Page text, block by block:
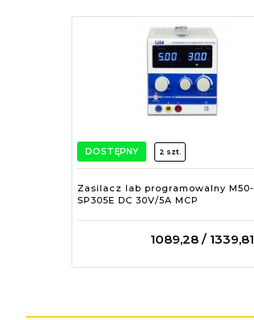
DOSTĘPNY 2 szt.
Zasilacz lab programowalny M50-
SP305E DC 30V/5A MCP
1089,28 / 1339,81